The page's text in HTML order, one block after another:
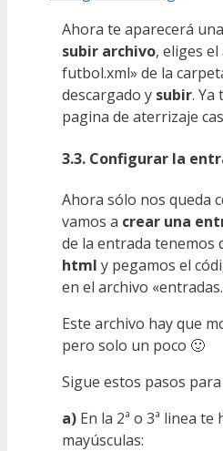
Ahora te aparecerá
subir archivo, eliges
futbol.xml» de la
descargado y subir. Ya
pagina de aterrizaje
3.3. Configurar la
Ahora sólo nos queda
vamos a crear una
de la entrada tenemos
html y pegamos el
en el archivo
Este archivo hay que
pero solo un poco 🙂
Sigue estos pasos
a) En la 2ª o 3ª linea
mayúsculas: